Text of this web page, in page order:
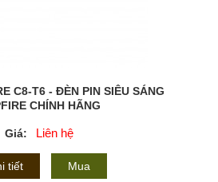
C8-T6 - ĐÈN PIN SIÊU SÁNG
CHÍNH HÃNG
Giá: Liên hệ
tiết Mua